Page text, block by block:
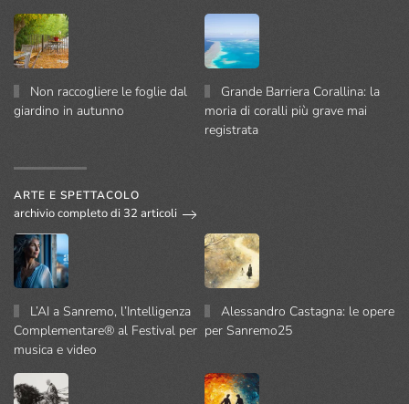
Non raccogliere le foglie dal
giardino in autunno
Grande Barriera Corallina: la
moria di coralli più grave mai
registrata
ARTE E SPETTACOLO
archivio completo di 32 articoli
L’AI a Sanremo, l’Intelligenza
Complementare® al Festival per
musica e video
Alessandro Castagna: le opere
per Sanremo25